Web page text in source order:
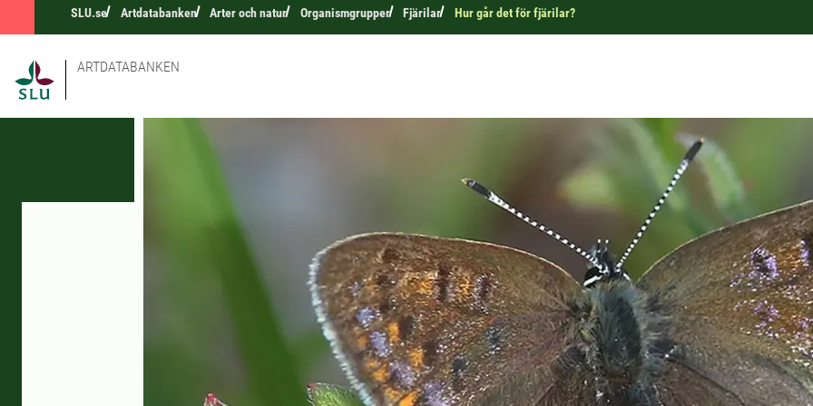
SLU.se Artdatabanken Arter och natur Organismgrupper Fjärilar Hur går det för fjärilar?
ARTDATABANKEN